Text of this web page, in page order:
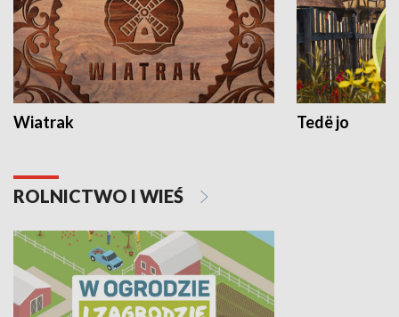
Wiatrak Tedë jo
ROLNICTWO I WIEŚ